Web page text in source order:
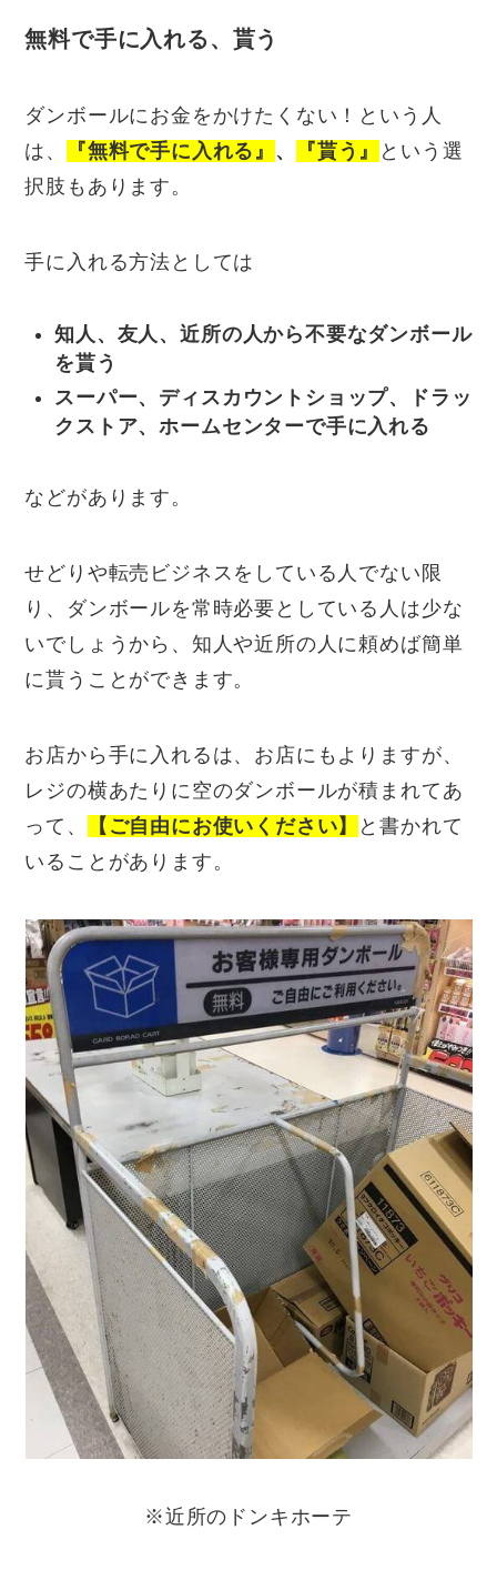
無料で手に入れる、貰う
ダンボールにお金をかけたくない！という人
は、
『無料で手に入れる』 、 『貰う』
という選
択肢もあります。
手に入れる方法としては
知人、友人、近所の人から不要なダンボール
を貰う
スーパー、ディスカウントショップ、ドラッ
クストア、ホームセンターで手に入れる
などがあります。
せどりや転売ビジネスをしている人でない限
り、ダンボールを常時必要としている人は少な
いでしょうから、知人や近所の人に頼めば簡単
に貰うことができます。
お店から手に入れるは、お店にもよりますが、
レジの横あたりに空のダンボールが積まれてあ
って、
【ご自由にお使いください】
と書かれて
いることがあります。
※近所のドンキホーテ